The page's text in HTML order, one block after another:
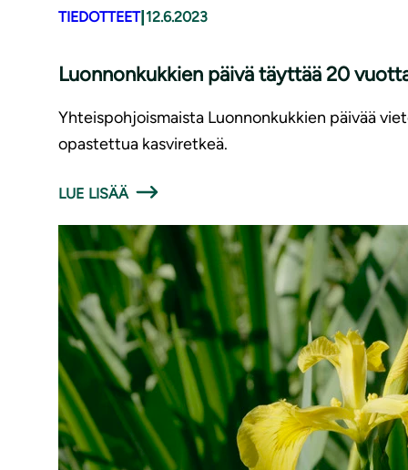
TIEDOTTEET|12.6.2023
Luonnonkukkien päivä täyttää 20
Yhteispohjoismaista Luonnonkukkien päivää
opastettua kasviretkeä.
LUE LISÄÄ